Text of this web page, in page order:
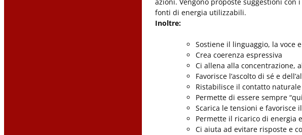
fonti di energia utilizzabili.
Inoltre:
Sostiene il linguaggio, la voce
Crea coerenza espressiva
Ci allena alla concentrazione,
Favorisce l’ascolto di sé e
Ristabilisce il contatto
Permette di essere sempre
Scarica le tensioni e favorisce
Permette il ricarico di energia
Ci aiuta ad evitare risposte e